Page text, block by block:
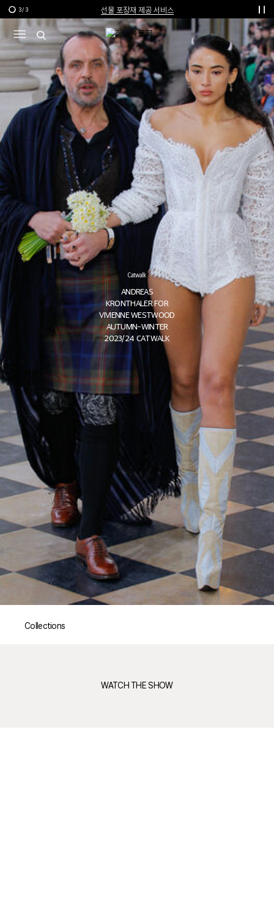
선물 포장재 제공 서비스
한여름의 특별한 선물, 10% 할인 쿠폰
3/ 3
Catwalk
ANDREAS
KRONTHALER FOR
VIVIENNE WESTWOOD
AUTUMN-WINTER
2023/24 CATWALK
Collections
WATCH THE SHOW